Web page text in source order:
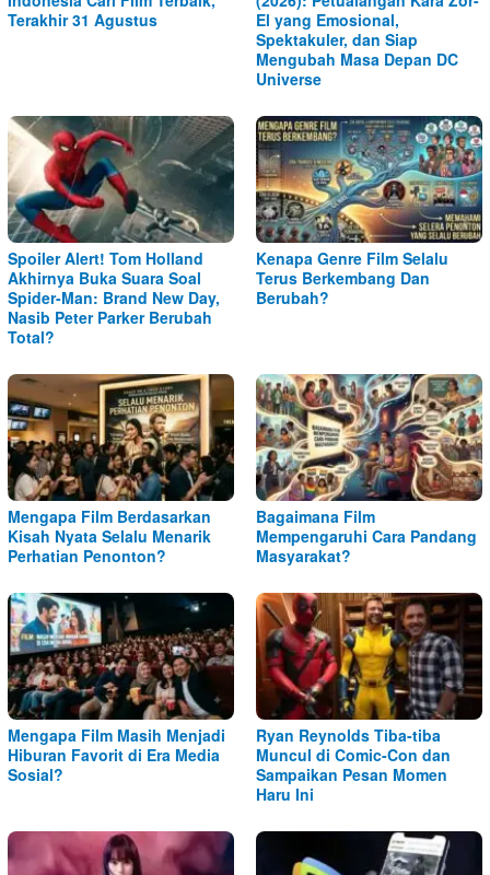
Terakhir 31 Agustus
El yang Emosional,
Spektakuler, dan Siap
Mengubah Masa Depan DC
Universe
Spoiler Alert! Tom Holland
Akhirnya Buka Suara Soal
Spider-Man: Brand New Day,
Nasib Peter Parker Berubah
Total?
Kenapa Genre Film Selalu
Terus Berkembang Dan
Berubah?
Mengapa Film Berdasarkan
Kisah Nyata Selalu Menarik
Perhatian Penonton?
Bagaimana Film
Mempengaruhi Cara Pandang
Masyarakat?
Mengapa Film Masih Menjadi
Hiburan Favorit di Era Media
Sosial?
Ryan Reynolds Tiba-tiba
Muncul di Comic-Con dan
Sampaikan Pesan Momen
Haru Ini